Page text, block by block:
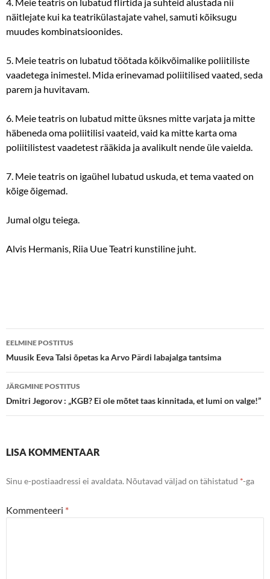
näitlejate kui ka teatrikülastajate vahel, samuti kõiksugu
muudes kombinatsioonides.
5. Meie teatris on lubatud töötada kõikvõimalike poliitiliste
vaadetega inimestel. Mida erinevamad poliitilised vaated, seda
parem ja huvitavam.
6. Meie teatris on lubatud mitte üksnes mitte varjata ja mitte
häbeneda oma poliitilisi vaateid, vaid ka mitte karta oma
poliitilistest vaadetest rääkida ja avalikult nende üle vaielda.
7. Meie teatris on igaühel lubatud uskuda, et tema vaated on
kõige õigemad.
Jumal olgu teiega.
Alvis Hermanis, Riia Uue Teatri kunstiline juht.
Postituste
töölaud
EELMINE POSTITUS
Muusik Eeva Talsi õpetas ka Arvo Pärdi labajalga tantsima
JÄRGMINE POSTITUS
Dmitri Jegorov : „KGB? Ei ole mõtet taas kinnitada, et lumi on valge!”
LISA KOMMENTAAR
Sinu e-postiaadressi ei avaldata. Nõutavad väljad on tähistatud *-ga
Kommenteeri *